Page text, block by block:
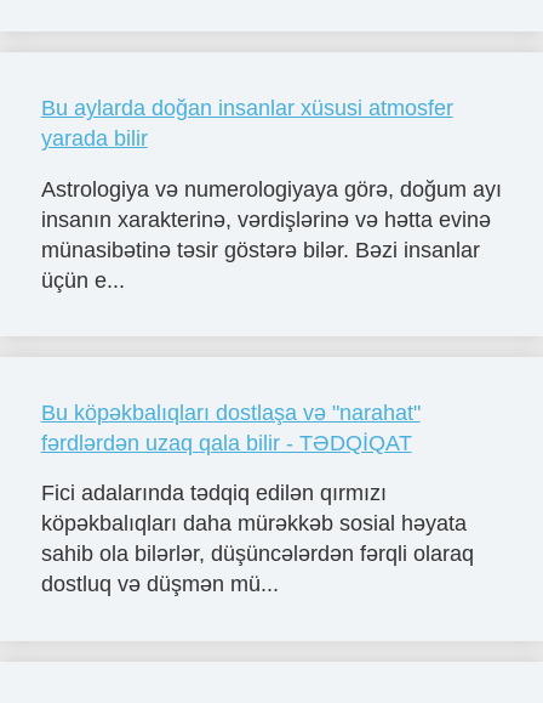
Bu aylarda doğan insanlar xüsusi atmosfer
yarada bilir
Astrologiya və numerologiyaya görə, doğum ayı
insanın xarakterinə, vərdişlərinə və hətta evinə
münasibətinə təsir göstərə bilər. Bəzi insanlar
üçün e...
Bu köpəkbalıqları dostlaşa və "narahat"
fərdlərdən uzaq qala bilir - TƏDQİQAT
Fici adalarında tədqiq edilən qırmızı
köpəkbalıqları daha mürəkkəb sosial həyata
sahib ola bilərlər, düşüncələrdən fərqli olaraq
dostluq və düşmən mü...